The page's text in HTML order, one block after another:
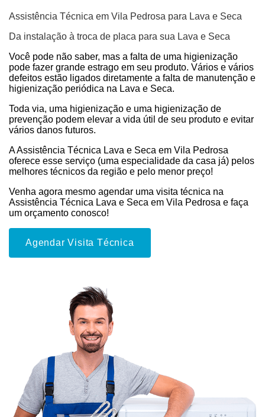
Assistência Técnica em Vila Pedrosa para Lava e Seca
Da instalação à troca de placa para sua Lava e Seca
Você pode não saber, mas a falta de uma higienização
pode fazer grande estrago em seu produto. Vários e vários
defeitos estão ligados diretamente a falta de manutenção e
higienização periódica na Lava e Seca.
Toda via, uma higienização e uma higienização de
prevenção podem elevar a vida útil de seu produto e evitar
vários danos futuros.
A Assistência Técnica Lava e Seca em Vila Pedrosa
oferece esse serviço (uma especialidade da casa já) pelos
melhores técnicos da região e pelo menor preço!
Venha agora mesmo agendar uma visita técnica na
Assistência Técnica Lava e Seca em Vila Pedrosa e faça
um orçamento conosco!
Agendar Visita Técnica